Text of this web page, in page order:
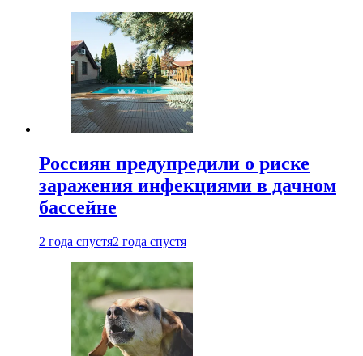
Россиян предупредили о риске
заражения инфекциями в дачном
бассейне
2 года спустя2 года спустя